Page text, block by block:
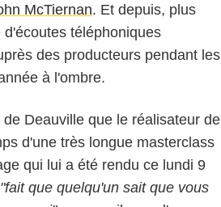
McTiernan. Et depuis, plus
téléphoniques
des producteurs pendant les
à l'ombre.
Deauville que le réalisateur de
d'une très longue masterclass
qui lui a été rendu ce lundi 9
"fait que quelqu'un sait que vous